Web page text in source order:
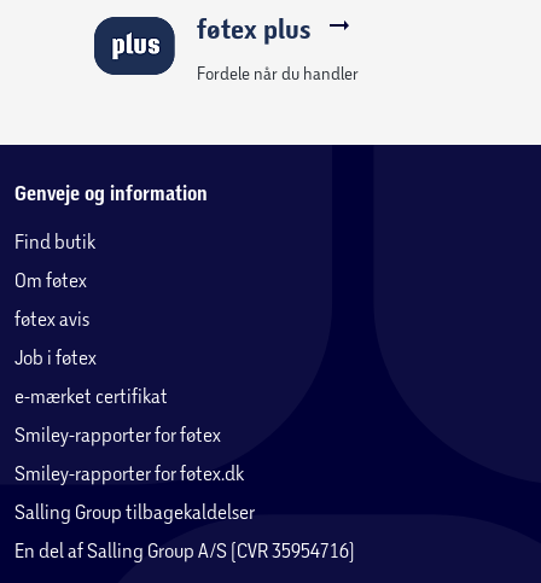
føtex plus
Fordele når du handler
Genveje og information
Find butik
Om føtex
føtex avis
Job i føtex
e-mærket certifikat
Smiley-rapporter for føtex
Smiley-rapporter for føtex.dk
Salling Group tilbagekaldelser
En del af Salling Group A/S (CVR 35954716)